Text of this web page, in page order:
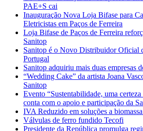
PAE+S cai
Inauguração Nova Loja Bifase para
Eletricistas em Paços de Ferreira
Loja Bifase de Paços de Ferreira
Sanitop
Sanitop é o Novo Distribuidor Oficial
Portugal
Sanitop adquiriu mais duas empresas
“Wedding Cake” da artista Joana
Sanitop
Evento “Sustentabilidade, uma
conta com o apoio e participação da
IVA Reduzido em soluções a
Válvulas de ferro fundido Tecofi
Presidente da República promulga